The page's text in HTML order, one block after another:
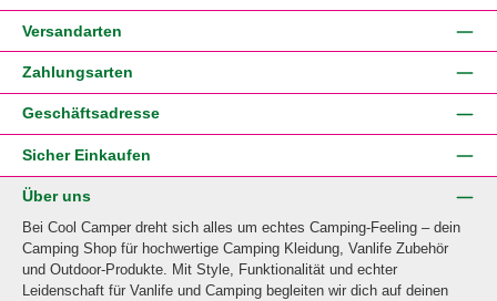
Versandarten
Zahlungsarten
Geschäftsadresse
Sicher Einkaufen
Über uns
Bei Cool Camper dreht sich alles um echtes Camping-Feeling – dein
Camping Shop für hochwertige Camping Kleidung, Vanlife Zubehör
und Outdoor-Produkte. Mit Style, Funktionalität und echter
Leidenschaft für Vanlife und Camping begleiten wir dich auf deinen